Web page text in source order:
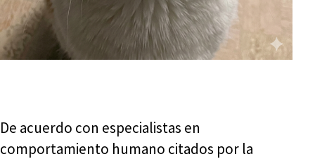
De acuerdo con especialistas en
comportamiento humano citados por la